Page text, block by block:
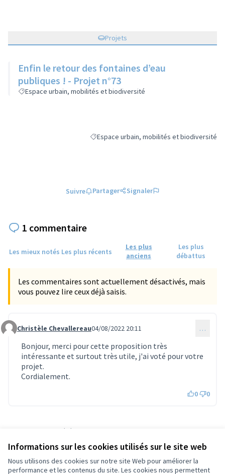
Informations sur les cookies utilisés sur le site web
Nous utilisons des cookies sur notre site Web pour améliorer la
performance et les contenus du site. Les cookies nous permettent
Projets
Enfin le retour des fontaines d’eau
publiques ! - Projet n°73
Espace urbain, mobilités et biodiversité
Filtrer les résultats de la catégorie :
Espace urbain, mobilités et biodiversité
Suivre Partager Signaler
1 commentaire
Les mieux notés Les plus récents
Les plus
anciens
Les plus
débattus
Les commentaires sont actuellement désactivés, mais
vous pouvez lire ceux déjà saisis.
Commentaire 868
Christèle Chevallereau04/08/2022 20:11 …
Bonjour, merci pour cette proposition très
intéressante et surtout très utile, j'ai voté pour votre
projet.
Cordialement.
0 0
Référence : tours-PROP-2022-03-372
Vérifiez l'empreinte numérique